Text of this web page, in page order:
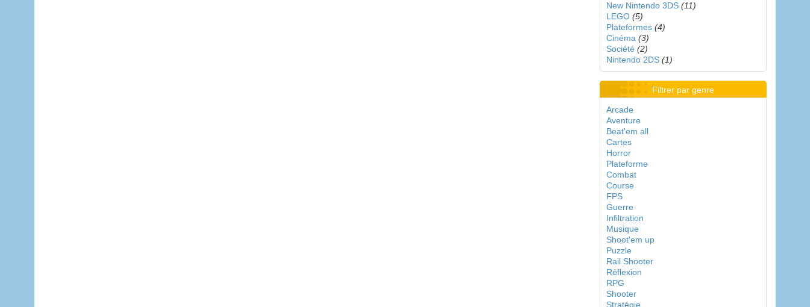
New Nintendo 3DS (11)
LEGO (5)
Plateformes (4)
Cinéma (3)
Société (2)
Nintendo 2DS (1)
Filtrer par genre
Arcade
Aventure
Beat'em all
Cartes
Horror
Plateforme
Combat
Course
FPS
Guerre
Infiltration
Musique
Shoot'em up
Puzzle
Rail Shooter
Réflexion
RPG
Shooter
Stratégie